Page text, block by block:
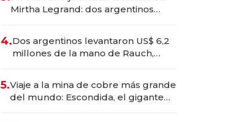
Mirtha Legrand: dos argentinos
deportivo y el cuidado corporal
4.Dos argentinos levantaron US$ 6,2
millones de la mano de Rauch,
5.Viaje a la mina de cobre más grande
del mundo: Escondida, el gigante